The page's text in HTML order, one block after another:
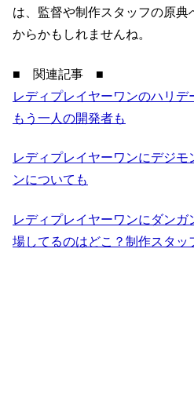
は、監督や制作スタッフの原典
からかもしれませんね。
■ 関連記事 ■
レディプレイヤーワンのハリデ
もう一人の開発者も
レディプレイヤーワンにデジ
ンについても
レディプレイヤーワンにダン
場してるのはどこ？制作スタッ